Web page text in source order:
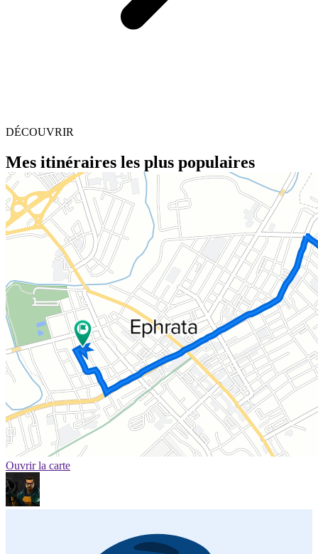
DÉCOUVRIR
Mes itinéraires les plus populaires
Ouvrir la carte